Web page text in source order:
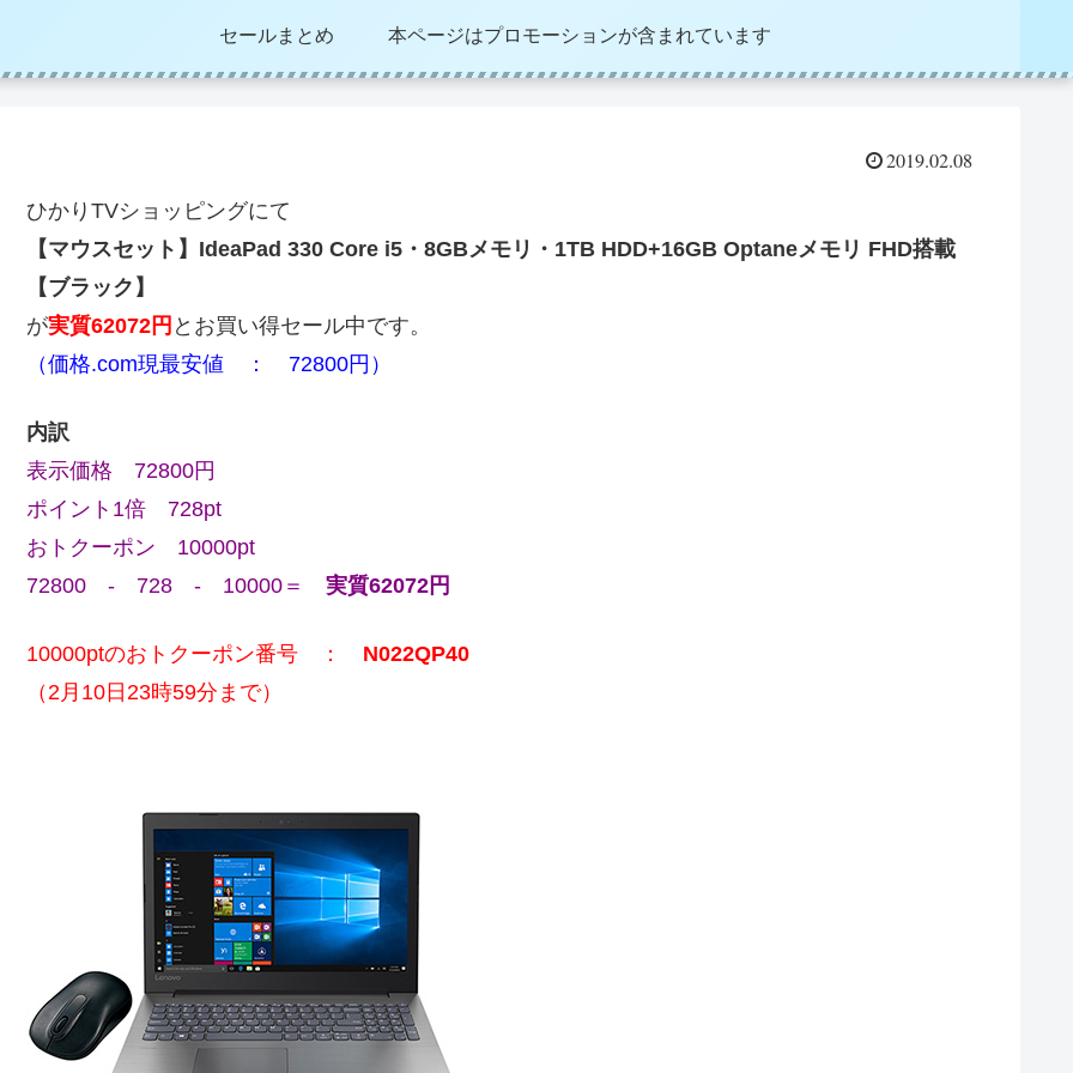
セールまとめ 本ページはプロモーションが含まれています
2019.02.08
ひかりTVショッピングにて
【マウスセット】IdeaPad 330 Core i5・8GBメモリ・1TB HDD+16GB Optaneメモリ FHD搭載
【ブラック】
が実質62072円 とお買い得セール中です。
（価格.com現最安値 ： 72800円）
内訳
表示価格 72800円
ポイント1倍 728pt
おトクーポン 10000pt
72800 - 728 - 10000＝ 実質62072円
10000ptのおトクーポン番号 ： N022QP40
（2月10日23時59分まで）